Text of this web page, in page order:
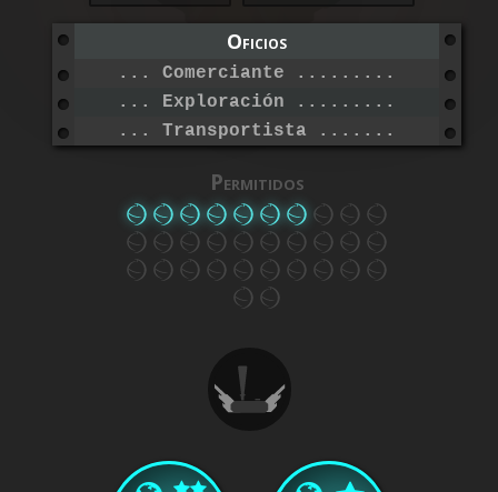
Oficios
... Comerciante
... Exploración
... Transportista
Permitidos